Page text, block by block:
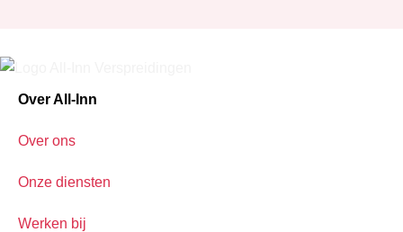
Over All-Inn
Over ons
Onze diensten
Werken bij